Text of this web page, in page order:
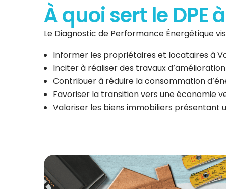
À quoi sert le DPE
Le Diagnostic de Performance Énergétique
Informer les propriétaires et locataires à
Inciter à réaliser des travaux
Contribuer à réduire la consommation
Favoriser la transition vers une économie
Valoriser les biens immobiliers présentant